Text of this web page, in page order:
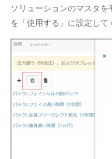
ソリューションのマスタ
を「使用する」に設定して